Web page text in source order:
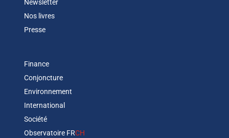
Newsletter
Nos livres
Presse
Finance
Conjoncture
Environnement
International
Société
Observatoire FRCH